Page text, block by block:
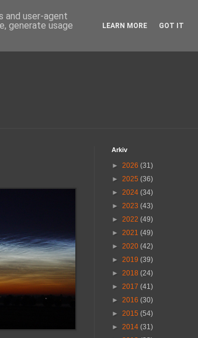
Arkiv
► 2026 (31)
► 2025 (36)
► 2024 (34)
► 2023 (43)
► 2022 (49)
► 2021 (49)
► 2020 (42)
► 2019 (39)
► 2018 (24)
► 2017 (41)
► 2016 (30)
► 2015 (54)
► 2014 (31)
and user-agent
generate usage
LEARN MORE GOT IT